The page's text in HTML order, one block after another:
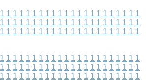
1 1 1 1 1 1 1 1 1 1 1 1 1 1 1 1 1 1 1 1 1 1
1 1 1 1 1 1 1 1 1 1 1 1 1 1 1 1 1 1 1 1 1 1
1 1 1 1 1 1 1 1 1 1 1 1 1 1 1 1 1 1 1 1 1 1
1 1 1 1 1 1 1 1 1 1 1 1 1 1 1 1 1 1 1 1 1 1
1 1 1 1 1 1 1 1 1 1 1 1 1 1 1 1 1 1 1 1 1 1
1 1 1 1 1 1 1 1 1 1 1 1 1 1 1 1 1 1 1 1 1 1